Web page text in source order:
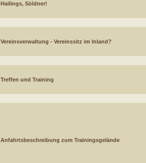
Hailings, Söldner!
Vereinsverwaltung - Vereinssitz im Inland?
Treffen und Training
Anfahrtsbeschreibung zum Trainingsgelände